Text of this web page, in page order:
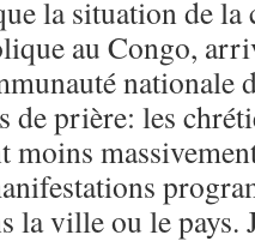
la situation de
au Congo,
nationale
de prière: les
moins
la ville ou le